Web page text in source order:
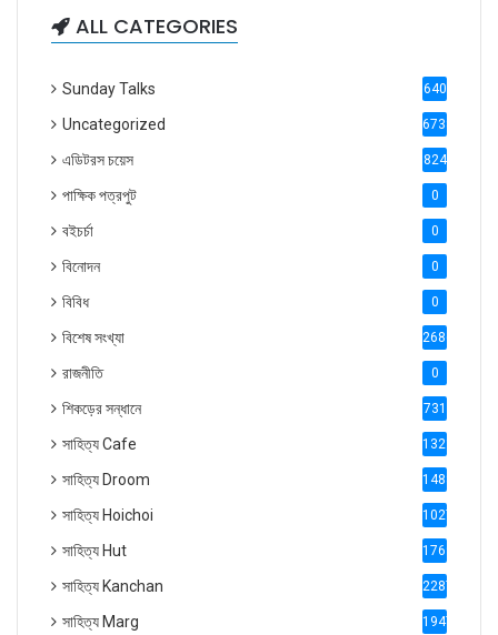
ALL CATEGORIES
Sunday Talks 640
Uncategorized 6738
এডিটরস চয়েস 824
পাক্ষিক পত্রপুট 0
বইচর্চা 0
বিনোদন 0
বিবিধ 0
বিশেষ সংখ্যা 2686
রাজনীতি 0
শিকড়ের সন্ধানে 731
সাহিত্য Cafe 1321
সাহিত্য Droom 1488
সাহিত্য Hoichoi 1027
সাহিত্য Hut 1769
সাহিত্য Kanchan 2287
সাহিত্য Marg 1947